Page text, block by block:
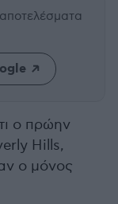
ο πρώην
Hills,
ο μόνος